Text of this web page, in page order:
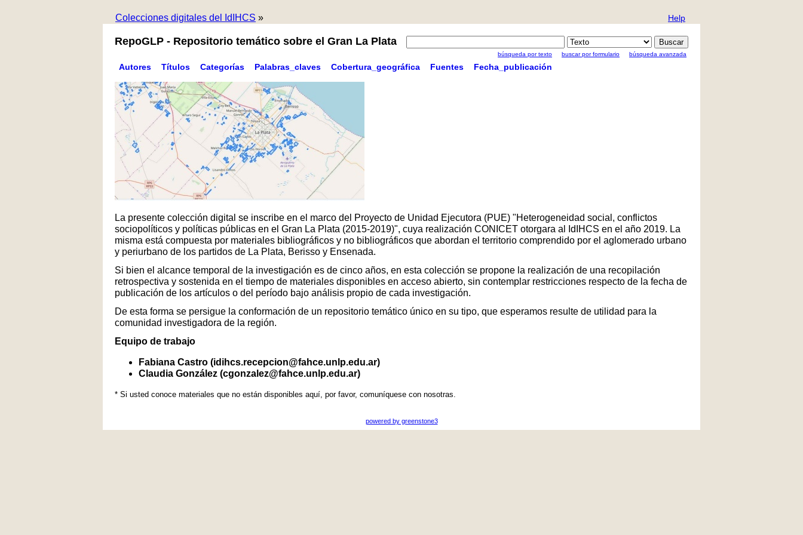
Colecciones digitales del IdIHCS » Help
RepoGLP - Repositorio temático sobre el Gran La Plata
búsqueda por texto buscar por formulario búsqueda avanzada
Autores Títulos Categorías Palabras_claves Cobertura_geográfica Fuentes Fecha_publicación
La presente colección digital se inscribe en el marco del Proyecto de Unidad Ejecutora (PUE) "Heterogeneidad social, conflictos
sociopolíticos y políticas públicas en el Gran La Plata (2015-2019)", cuya realización CONICET otorgara al IdIHCS en el año 2019. La
misma está compuesta por materiales bibliográficos y no bibliográficos que abordan el territorio comprendido por el aglomerado urbano
y periurbano de los partidos de La Plata, Berisso y Ensenada.
Si bien el alcance temporal de la investigación es de cinco años, en esta colección se propone la realización de una recopilación
retrospectiva y sostenida en el tiempo de materiales disponibles en acceso abierto, sin contemplar restricciones respecto de la fecha de
publicación de los artículos o del período bajo análisis propio de cada investigación.
De esta forma se persigue la conformación de un repositorio temático único en su tipo, que esperamos resulte de utilidad para la
comunidad investigadora de la región.
Equipo de trabajo
Fabiana Castro (idihcs.recepcion@fahce.unlp.edu.ar)
Claudia González (cgonzalez@fahce.unlp.edu.ar)
* Si usted conoce materiales que no están disponibles aquí, por favor, comuníquese con nosotras.
powered by greenstone3